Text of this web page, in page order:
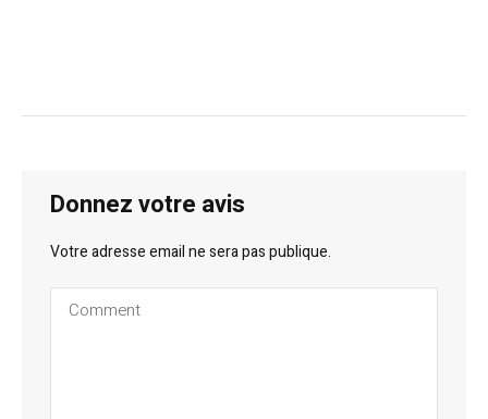
Donnez votre avis
Votre adresse email ne sera pas publique.